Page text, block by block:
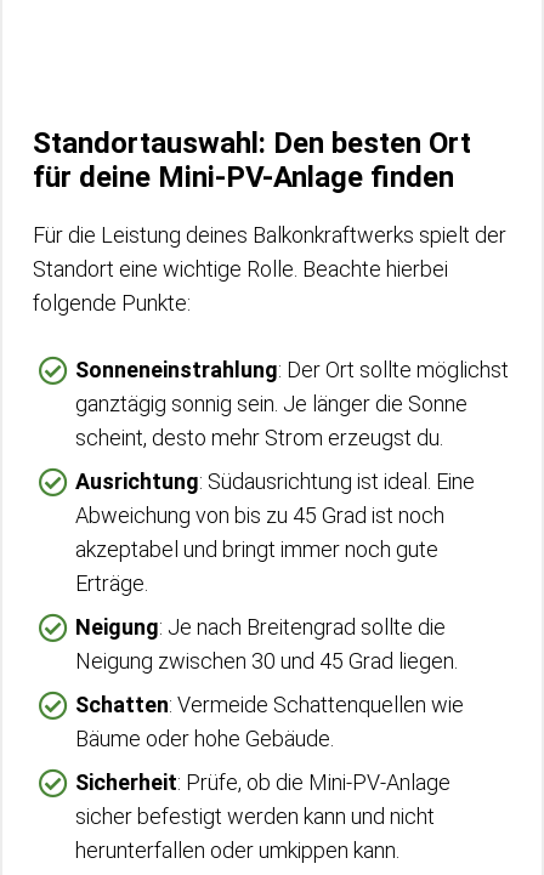
Standortauswahl: Den besten Ort
für deine Mini-PV-Anlage finden
Für die Leistung deines Balkonkraftwerks spielt der
Standort eine wichtige Rolle. Beachte hierbei
folgende Punkte:
Sonneneinstrahlung: Der Ort sollte möglichst
ganztägig sonnig sein. Je länger die Sonne
scheint, desto mehr Strom erzeugst du.
Ausrichtung: Südausrichtung ist ideal. Eine
Abweichung von bis zu 45 Grad ist noch
akzeptabel und bringt immer noch gute
Erträge.
Neigung: Je nach Breitengrad sollte die
Neigung zwischen 30 und 45 Grad liegen.
Schatten: Vermeide Schattenquellen wie
Bäume oder hohe Gebäude.
Sicherheit: Prüfe, ob die Mini-PV-Anlage
sicher befestigt werden kann und nicht
herunterfallen oder umkippen kann.